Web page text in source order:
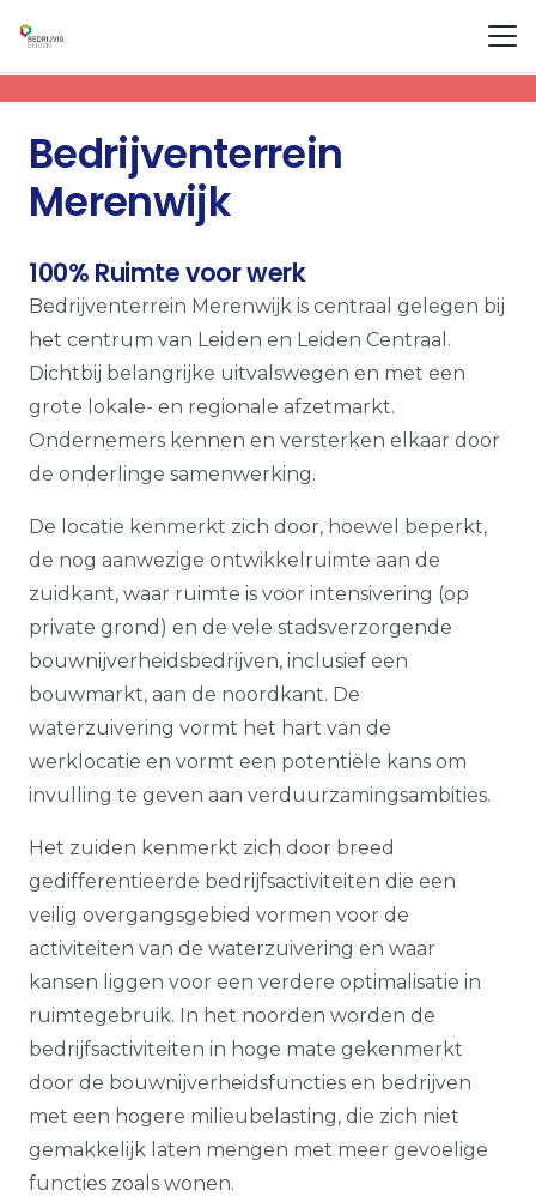
Bedrijventerrein
Merenwijk
100% Ruimte voor werk
Bedrijventerrein Merenwijk is centraal gelegen bij
het centrum van Leiden en Leiden Centraal.
Dichtbij belangrijke uitvalswegen en met een
grote lokale- en regionale afzetmarkt.
Ondernemers kennen en versterken elkaar door
de onderlinge samenwerking.
De locatie kenmerkt zich door, hoewel beperkt,
de nog aanwezige ontwikkelruimte aan de
zuidkant, waar ruimte is voor intensivering (op
private grond) en de vele stadsverzorgende
bouwnijverheidsbedrijven, inclusief een
bouwmarkt, aan de noordkant. De
waterzuivering vormt het hart van de
werklocatie en vormt een potentiële kans om
invulling te geven aan verduurzamingsambities.
Het zuiden kenmerkt zich door breed
gedifferentieerde bedrijfsactiviteiten die een
veilig overgangsgebied vormen voor de
activiteiten van de waterzuivering en waar
kansen liggen voor een verdere optimalisatie in
ruimtegebruik. In het noorden worden de
bedrijfsactiviteiten in hoge mate gekenmerkt
door de bouwnijverheidsfuncties en bedrijven
met een hogere milieubelasting, die zich niet
gemakkelijk laten mengen met meer gevoelige
functies zoals wonen.